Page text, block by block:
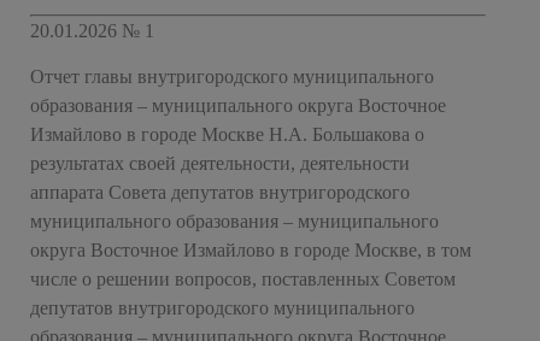
20.01.2026 № 1
Отчет главы внутригородского муниципального
образования – муниципального округа Восточное
Измайлово в городе Москве Н.А. Большакова о
результатах своей деятельности, деятельности
аппарата Совета депутатов внутригородского
муниципального образования – муниципального
округа Восточное Измайлово в городе Москве, в том
числе о решении вопросов, поставленных Советом
депутатов внутригородского муниципального